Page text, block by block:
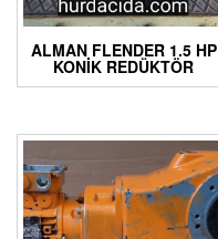
ALMAN FLENDER 1.5 HP
KONIK REDÜKTÖR